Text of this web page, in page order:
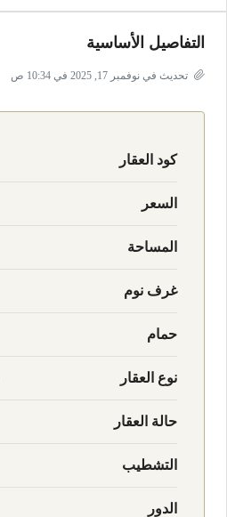
التفاصيل الأساسية
تحديث في نوفمبر 17, 2025 في 10:34 ص
كود العقار
السعر
المساحة
غرف نوم
حمام
نوع العقار
حالة العقار
التشطيب
الدور